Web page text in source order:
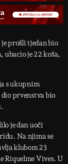
prošli tjedan bio
je 22 koša,
s ukupnim
prvenstva bio
je dan uoči
Na njima se
klubom 23
Riquelme Vives. U